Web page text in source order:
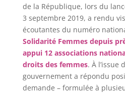
de la République, lors du
3 septembre 2019, a rendu
écoutantes du numéro
Solidarité Femmes depuis
appui 12 associations
droits des femmes. À l’issue
gouvernement a répondu
demande – formulée à